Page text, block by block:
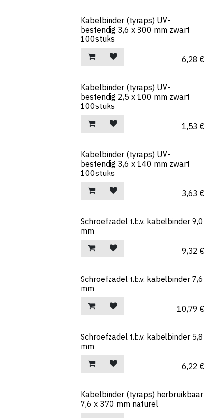
Kabelbinder (tyraps) UV-
bestendig 3,6 x 300 mm zwart
100stuks
6,28 €
Kabelbinder (tyraps) UV-
bestendig 2,5 x 100 mm zwart
100stuks
1,53 €
Kabelbinder (tyraps) UV-
bestendig 3,6 x 140 mm zwart
100stuks
3,63 €
Schroefzadel t.b.v. kabelbinder 9,0
mm
9,32 €
Schroefzadel t.b.v. kabelbinder 7,6
mm
10,79 €
Schroefzadel t.b.v. kabelbinder 5,8
mm
6,22 €
Kabelbinder (tyraps) herbruikbaar
7,6 x 370 mm naturel